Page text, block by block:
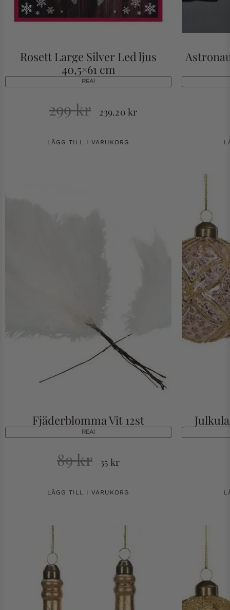
Rosett Large Silver Led ljus
40,5×61 cm
REA!
299kr 239.20kr
LÄGG TILL I VARUKORG
Fjäderblomma Vit 12st
REA!
89kr 35 kr
LÄGG TILL I VARUKORG